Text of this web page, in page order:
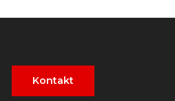
Kontakt